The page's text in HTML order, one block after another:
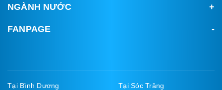
NGÀNH NƯỚC
FANPAGE
Tại Bình Dương
Tại Sóc Trăng